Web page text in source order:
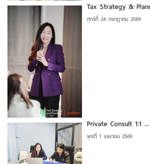
Tax Strategy &
ศุกร์ที่ 24 กรกฎาคม 2569
Private Consult 1:1 ...
พุธที่ 1 เมษายน 2569